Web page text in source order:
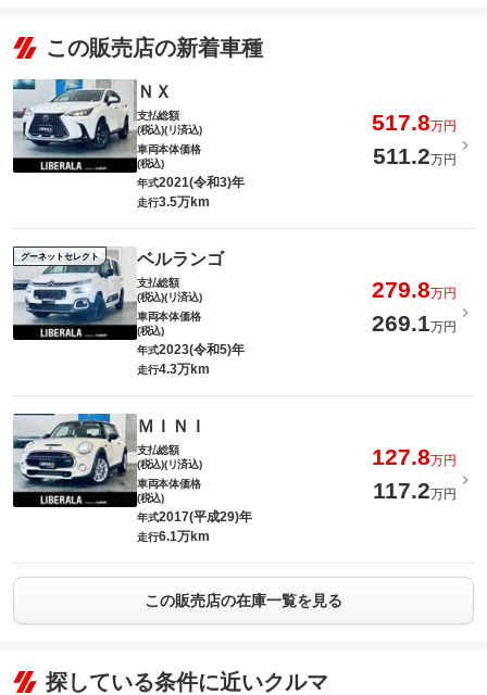
この販売店の新着車種
ＮＸ
支払総額
(税込)(リ済込)
517.8万円
車両本体価格
(税込)
511.2万円
年式2021(令和3)年
走行3.5万km
グーネットセレクト ベルランゴ
支払総額
(税込)(リ済込)
279.8万円
車両本体価格
(税込)
269.1万円
年式2023(令和5)年
走行4.3万km
ＭＩＮＩ
支払総額
(税込)(リ済込)
127.8万円
車両本体価格
(税込)
117.2万円
年式2017(平成29)年
走行6.1万km
この販売店の在庫一覧を見る
探している条件に近いクルマ